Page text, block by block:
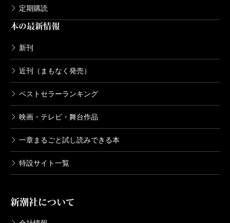
定期購読
本の最新情報
新刊
近刊（まもなく発売）
ベストセラーランキング
映画・テレビ・舞台作品
一章まるごと試し読みできる本
特設サイト一覧
新潮社について